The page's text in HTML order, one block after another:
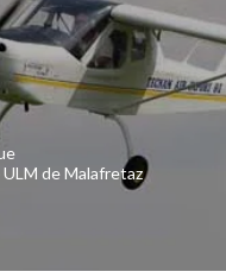
de Malafretaz